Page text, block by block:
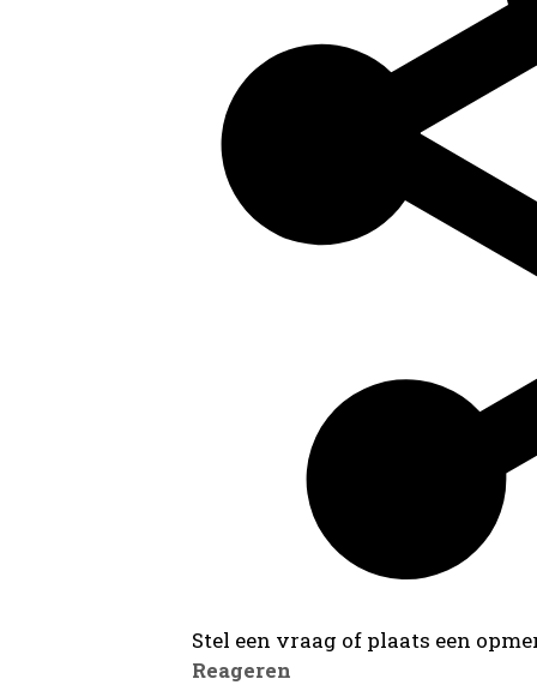
Stel een vraag of plaats een
Reageren